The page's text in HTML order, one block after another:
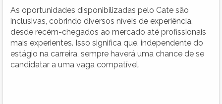
As oportunidades disponibilizadas pelo Cate são
inclusivas, cobrindo diversos níveis de experiência,
desde recém-chegados ao mercado até profissionais
mais experientes. Isso significa que, independente do
estágio na carreira, sempre haverá uma chance de se
candidatar a uma vaga compatível.